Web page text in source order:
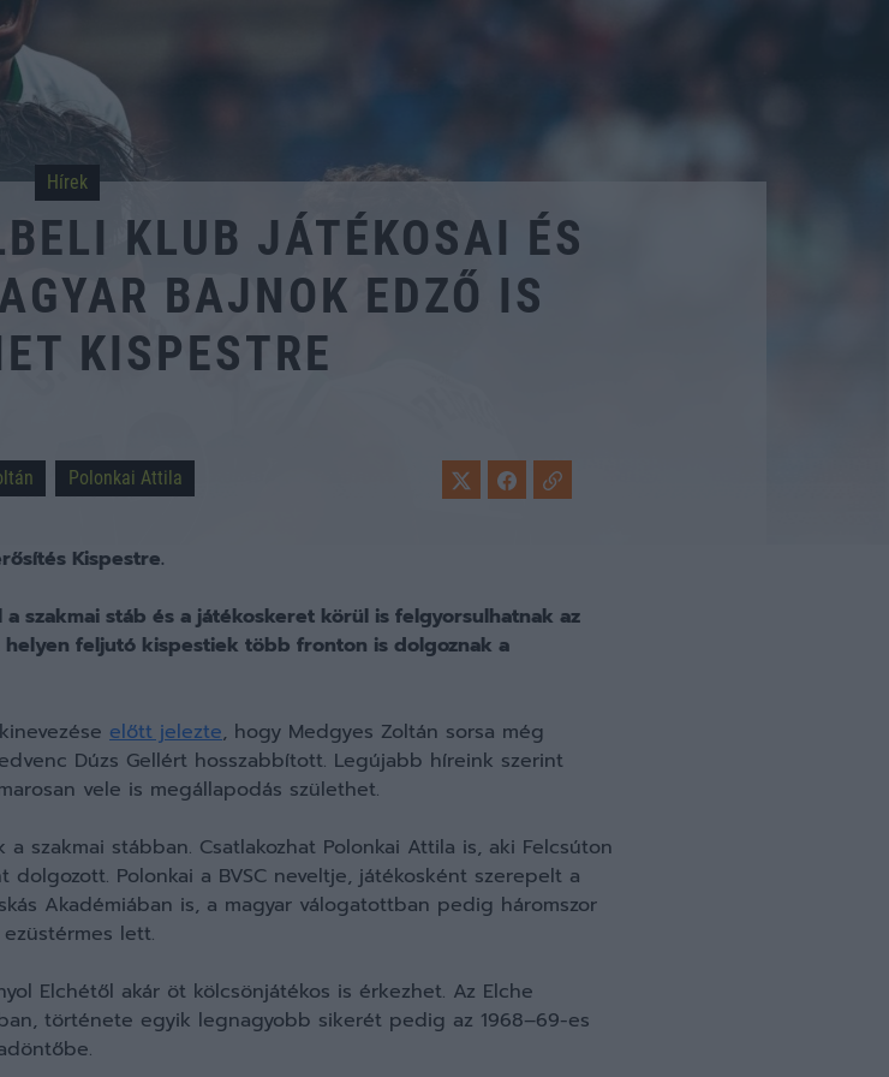
Hírek
KLUB JÁTÉKOSAI ÉS
BAJNOK EDZŐ IS
KISPESTRE
Polonkai Attila
Kispestre.
szakmai stáb és a játékoskeret körül is felgyorsulhatnak az
helyen feljutó kispestiek több fronton is dolgoznak a
előtt jelezte, hogy Medgyes Zoltán sorsa még
Dúzs Gellért hosszabbított. Legújabb híreink szerint
vele is megállapodás születhet.
szakmai stábban. Csatlakozhat Polonkai Attila is, aki Felcsúton
Polonkai a BVSC neveltje, játékosként szerepelt a
Akadémiában is, a magyar válogatottban pedig háromszor
lett.
Elchétől akár öt kölcsönjátékos is érkezhet. Az Elche
története egyik legnagyobb sikerét pedig az 1968–69-es